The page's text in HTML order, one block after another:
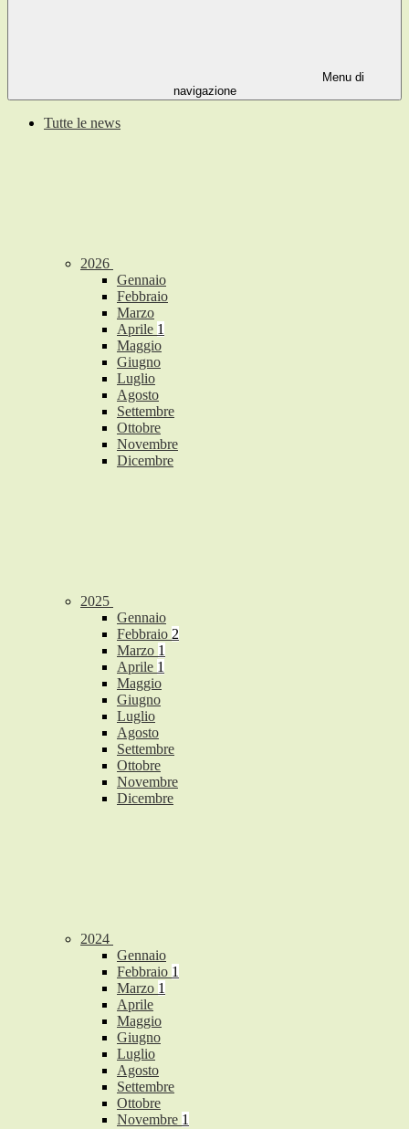
Menu di
navigazione
Tutte le news
2026
Gennaio
Febbraio
Marzo
Aprile 1
Maggio
Giugno
Luglio
Agosto
Settembre
Ottobre
Novembre
Dicembre
2025
Gennaio
Febbraio 2
Marzo 1
Aprile 1
Maggio
Giugno
Luglio
Agosto
Settembre
Ottobre
Novembre
Dicembre
2024
Gennaio
Febbraio 1
Marzo 1
Aprile
Maggio
Giugno
Luglio
Agosto
Settembre
Ottobre
Novembre 1